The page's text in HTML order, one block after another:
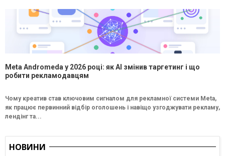
Meta Andromeda у 2026 році: як AI змінив таргетинг і що
робити рекламодавцям
Чому креатив став ключовим сигналом для рекламної системи Meta,
як працює первинний відбір оголошень і навіщо узгоджувати рекламу,
лендінг та...
НОВИНИ